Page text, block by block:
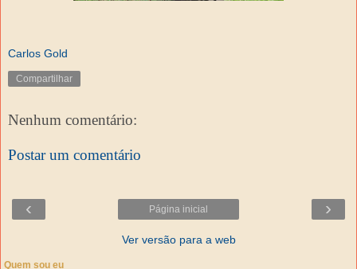
Carlos Gold
Compartilhar
Nenhum comentário:
Postar um comentário
‹ ›
Página inicial
Ver versão para a web
Quem sou eu